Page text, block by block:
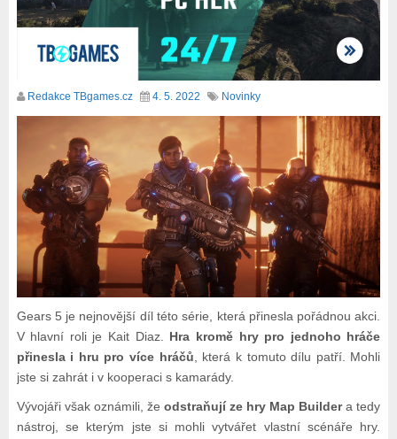
Redakce TBgames.cz 4. 5. 2022 Novinky
Gears 5 je nejnovější díl této série, která přinesla pořádnou akci.
V hlavní roli je Kait Diaz. Hra kromě hry pro jednoho hráče
přinesla i hru pro více hráčů, která k tomuto dílu patří. Mohli
jste si zahrát i v kooperaci s kamarády.
Vývojáři však oznámili, že odstraňují ze hry Map Buildera tedy
nástroj, se kterým jste si mohli vytvářet vlastní scénáře hry.